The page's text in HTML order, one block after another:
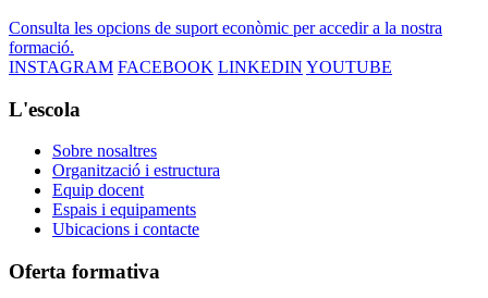
Consulta les opcions de suport econòmic per accedir a la nostra
formació.
INSTAGRAM FACEBOOK LINKEDIN YOUTUBE
L'escola
Sobre nosaltres
Organització i estructura
Equip docent
Espais i equipaments
Ubicacions i contacte
Oferta formativa